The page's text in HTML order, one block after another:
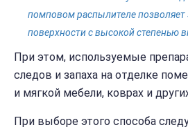
помповом распылителе
поверхности с высокой степенью
При этом, используемые
следов и запаха на отделке
и мягкой мебели, коврах и
При выборе этого способа